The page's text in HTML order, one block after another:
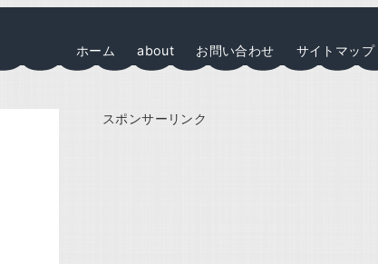
ホーム about お問い合わせ サイトマップ
スポンサーリンク